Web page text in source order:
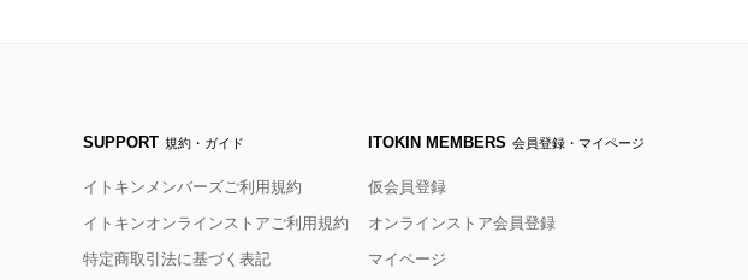
SUPPORT 規約・ガイド
イトキンメンバーズご利用規約
イトキンオンラインストアご利用規約
特定商取引法に基づく表記
ITOKIN MEMBERS 会員登録・マイページ
仮会員登録
オンラインストア会員登録
マイページ